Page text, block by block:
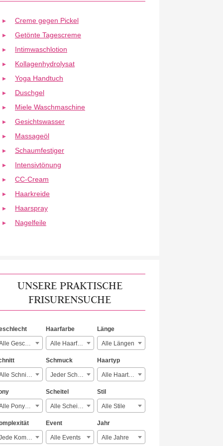
Creme gegen Pickel
Getönte Tagescreme
Intimwaschlotion
Kollagenhydrolysat
Yoga Handtuch
Duschgel
Miele Waschmaschine
Gesichtswasser
Massageöl
Schaumfestiger
Intensivtönung
CC-Cream
Haarkreide
Haarspray
Nagelfeile
UNSERE PRAKTISCHE
FRISURENSUCHE
Alle Geschlechter
Haarfarbe
Alle Haarfarben
Länge
Alle Längen
Alle Schnitte
Schmuck
Jeder Schmuck
Haartyp
Alle Haartypen
Alle Ponyarten
Scheitel
Alle Scheitelarten
Stil
Alle Stile
Jede Komplexität
Event
Alle Events
Jahr
Alle Jahre